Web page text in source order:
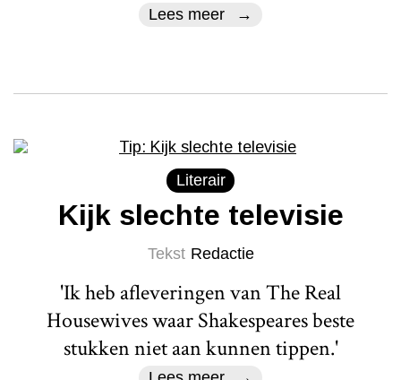
Lees meer
Literair
Kijk slechte televisie
Tekst Redactie
'Ik heb afleveringen van The Real
Housewives waar Shakespeares beste
stukken niet aan kunnen tippen.'